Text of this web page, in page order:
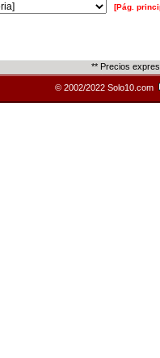
[Pág.
** Precios
© 2002/2022 Solo10.com